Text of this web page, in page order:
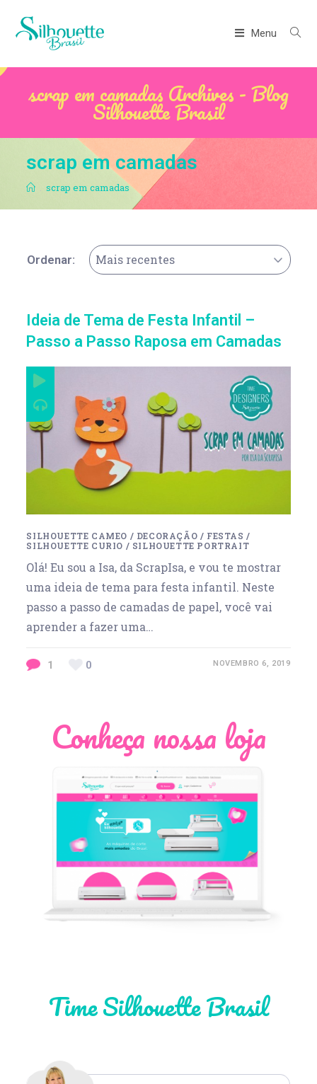
Menu
scrap em camadas Archives - Blog
Silhouette Brasil
scrap em camadas
. scrap em camadas
Ordenar: Mais recentes
Ideia de Tema de Festa Infantil –
Passo a Passo Raposa em Camadas
SILHOUETTE CAMEO / DECORAÇÃO / FESTAS /
SILHOUETTE CURIO / SILHOUETTE PORTRAIT
Olá! Eu sou a Isa, da ScrapIsa, e vou te mostrar
uma ideia de tema para festa infantil. Neste
passo a passo de camadas de papel, você vai
aprender a fazer uma…
1 0 NOVEMBRO 6, 2019
Conheça nossa loja
Time Silhouette Brasil
Léia Pastori
Thiara Ney